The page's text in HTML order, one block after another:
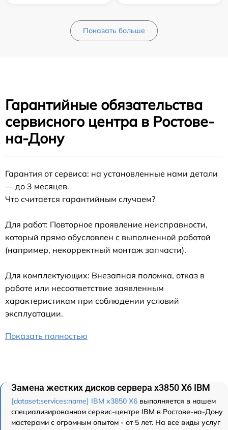
Показать больше
Гарантийные обязательства
сервисного центра в Ростове-
на-Дону
Гарантия от сервиса: на установленные нами детали
— до 3 месяцев.
Что считается гарантийным случаем?
Для работ: Повторное проявление неисправности,
который прямо обусловлен с выполненной работой
(например, некорректный монтаж запчасти).
Для комплектующих: Внезапная поломка, отказ в
работе или несоответствие заявленным
характеристикам при соблюдении условий
эксплуатации.
Показать полностью
Замена жестких дисков сервера x3850 X6 IBM
[dataset:services:name] IBM x3850 X6 выполняется в нашем
специализированном сервис-центре IBM в Ростове-на-Дону
мастерами с огромным опытом - от 5 лет. На все виды услуг